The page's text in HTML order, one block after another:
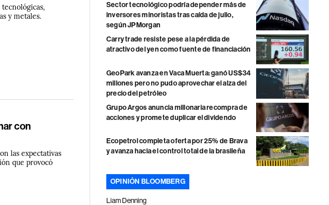
y metales.
con
las expectativas
que provocó
Sector tecnológico podría depender más de
inversores minoristas tras caída de julio,
según JPMorgan
Carry trade resiste pese a la pérdida de
atractivo del yen como fuente de financiación
GeoPark avanza en Vaca Muerta: ganó US$34
millones pero no pudo aprovechar el alza del
precio del petróleo
Grupo Argos anuncia millonaria recompra de
acciones y promete duplicar el dividendo
Ecopetrol completa oferta por 25% de Brava
y avanza hacia el control total de la brasileña
OPINIÓN BLOOMBERG
Liam Denning